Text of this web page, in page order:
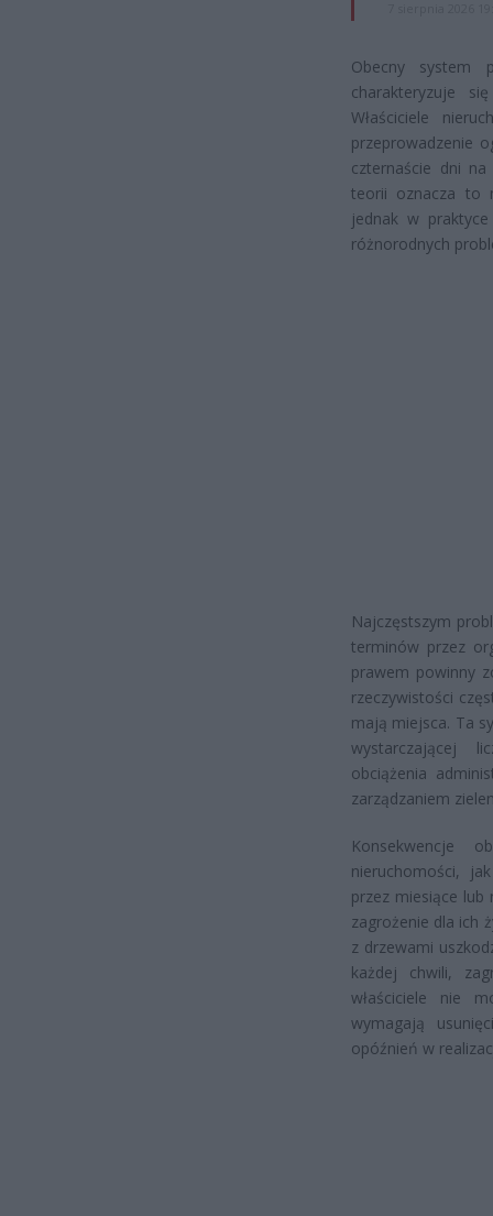
Obecny system
charakteryzuje
Właściciele
przeprowadzenie
czternaście dni
teorii oznacza to
jednak w
różnorodnych
Najczęstszym
terminów przez
prawem powinny
rzeczywistości
mają miejsca. Ta
wystarczającej
obciążenia
zarządzaniem
Konsekwencje
nieruchomości,
przez miesiące
zagrożenie dla ich
z drzewami
każdej chwili,
właściciele nie
wymagają
opóźnień w